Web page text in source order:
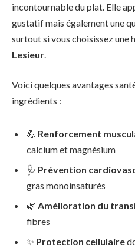
incontournable du plat. Elle
gustatif mais également une
surtout si vous choisissez une
Lesieur.
Voici quelques avantages
ingrédients :
💪 Renforcement
calcium et magnésium
🩺 Prévention
gras monoinsaturés
🌿 Amélioration du
fibres
✨ Protection cellulaire